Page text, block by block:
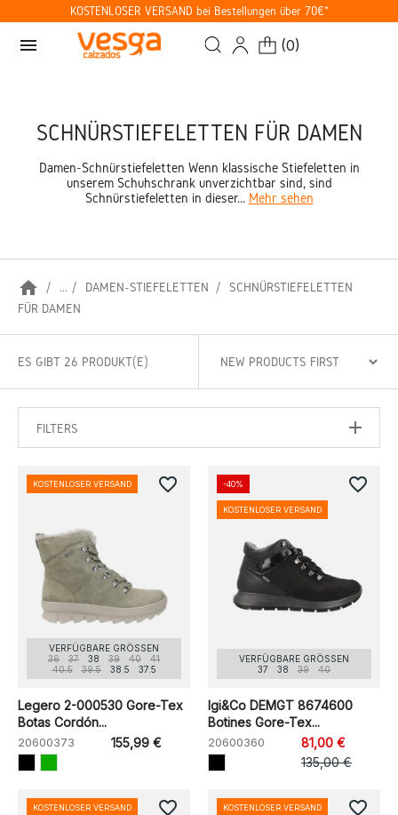
KOSTENLOSER VERSAND bei Bestellungen über 70€*
menu (0)
SCHNÜRSTIEFELETTEN FÜR DAMEN
Damen-Schnürstiefeletten Wenn klassische Stiefeletten in
unserem Schuhschrank unverzichtbar sind, sind
Schnürstiefeletten in dieser... Mehr sehen
home ... DAMEN-STIEFELETTEN
SCHNÜRSTIEFELETTEN
FÜR DAMEN
ES GIBT 26 PRODUKT(E)
FILTERS
VERFÜGBARE GRÖSSEN
36
37 38 39 40
41
40.5
39.5 38.5 37.5
Legero 2-000530 Gore-Tex
Botas Cordón...
20600373 155,99 €
KOSTENLOSER VERSAND favorite_border
VERFÜGBARE GRÖSSEN
37
38 39 40
Igi&Co DEMGT 8674600
Botines Gore-Tex...
20600360
81,00 €
135,00 €
-40%
KOSTENLOSER VERSAND
favorite_border
KOSTENLOSER VERSAND favorite_border KOSTENLOSER VERSAND favorite_border